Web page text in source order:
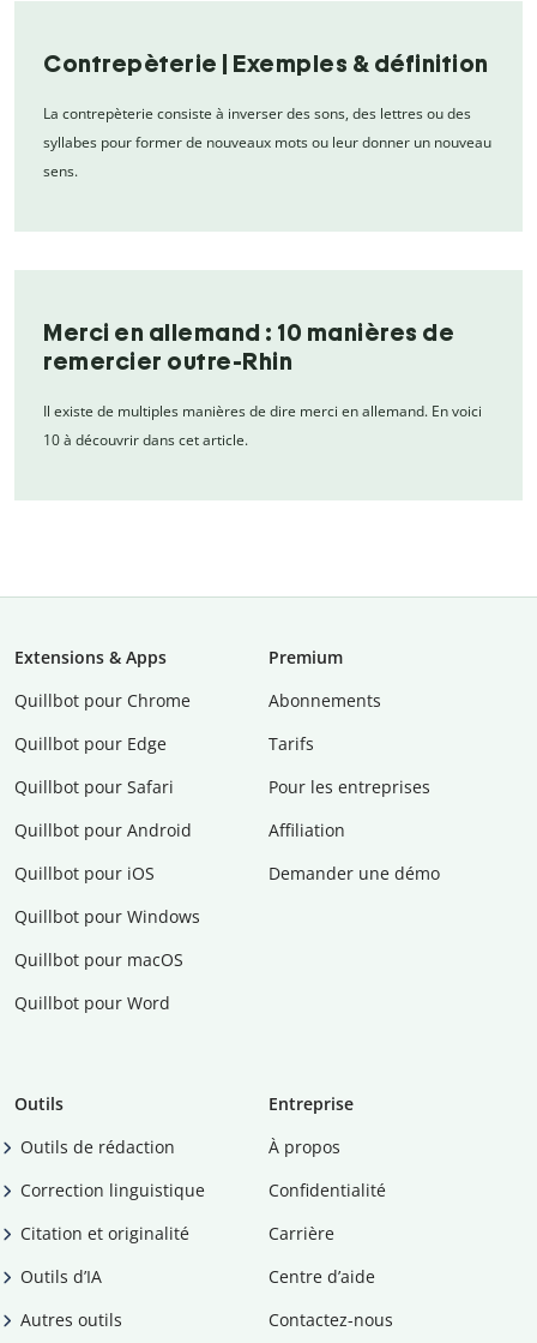
Contrepèterie | Exemples & définition
La contrepèterie consiste à inverser des sons, des lettres ou des
syllabes pour former de nouveaux mots ou leur donner un nouveau
sens.
Merci en allemand : 10 manières de
remercier outre-Rhin
Il existe de multiples manières de dire merci en allemand. En voici
10 à découvrir dans cet article.
Extensions & Apps
Quillbot pour Chrome
Quillbot pour Edge
Quillbot pour Safari
Quillbot pour Android
Quillbot pour iOS
Quillbot pour Windows
Quillbot pour macOS
Quillbot pour Word
Premium
Abonnements
Tarifs
Pour les entreprises
Affiliation
Demander une démo
Outils
Outils de rédaction
Correction linguistique
Citation et originalité
Outils d’IA
Autres outils
Entreprise
À propos
Confidentialité
Carrière
Centre d’aide
Contactez-nous